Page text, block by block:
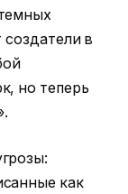
создатели в
но теперь
как